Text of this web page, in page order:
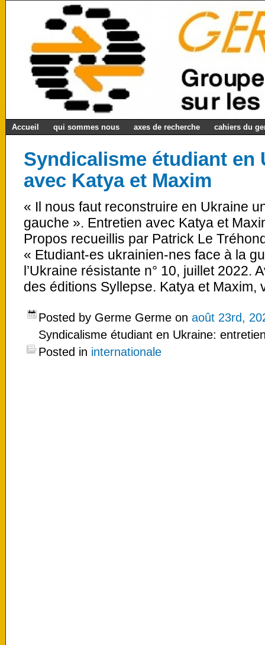
Accueil qui sommes nous axes de recherche cahiers du
Syndicalisme étudiant en
avec Katya et Maxim
« Il nous faut reconstruire en Ukraine
gauche ». Entretien avec Katya et
Propos recueillis par Patrick Le
« Etudiant-es ukrainien-nes face à la
l’Ukraine résistante n° 10, juillet 2022.
des éditions Syllepse. Katya et
Posted by Germe Germe on août 23rd,
Syndicalisme étudiant en Ukraine:
Posted in internationale